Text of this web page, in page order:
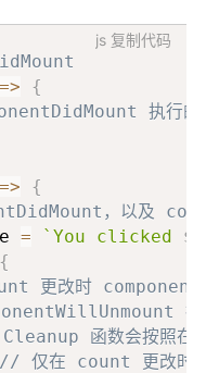
js 复制代码
=>
{
执行的内
=>
{
，以及
= `You clicked ${
{
更改时
执行
函数会按照在代码
// 仅在 count 更改时更